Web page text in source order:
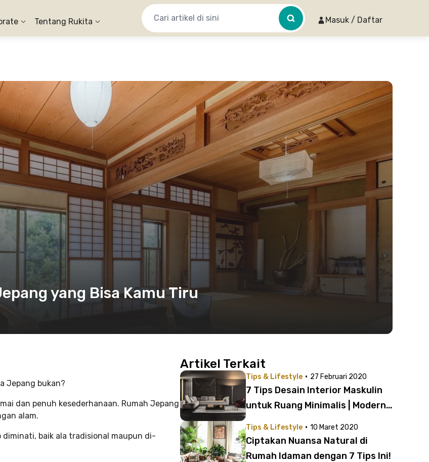
Tentang Rukita Masuk / Daftar
yang Bisa Kamu Tiru
Jepang bukan?
dan penuh kesederhanaan. Rumah Jepang
alam.
baik ala tradisional maupun di-
Artikel Terkait
Tips & Lifestyle · 27 Februari 2020
7 Tips Desain Interior Maskulin
untuk Ruang Minimalis | Modern
Tips & Lifestyle · 10 Maret 2020
Ciptakan Nuansa Natural di
Rumah Idaman dengan 7 Tips Ini!